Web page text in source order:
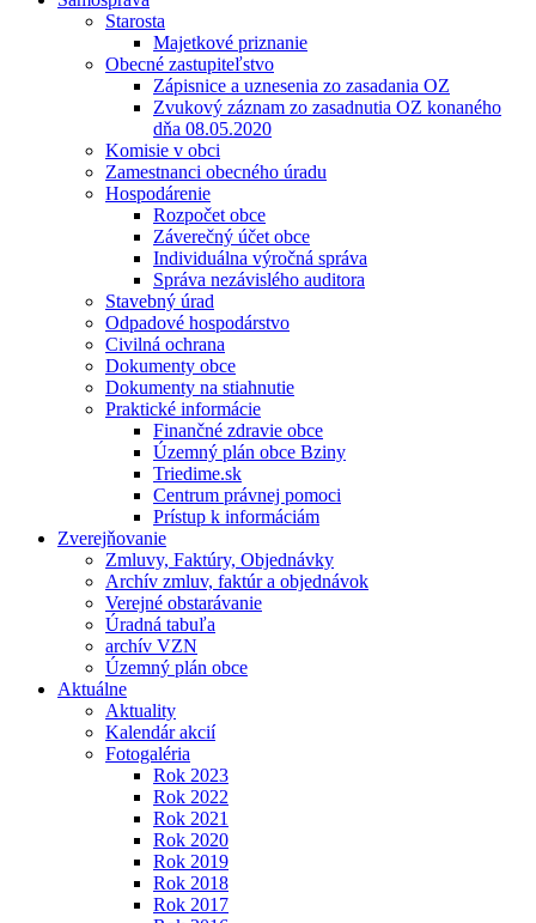
Starosta
Majetkové priznanie
Obecné zastupiteľstvo
Zápisnice a uznesenia zo zasadania OZ
Zvukový záznam zo zasadnutia OZ konaného
dňa 08.05.2020
Komisie v obci
Zamestnanci obecného úradu
Hospodárenie
Rozpočet obce
Záverečný účet obce
Individuálna výročná správa
Správa nezávislého auditora
Stavebný úrad
Odpadové hospodárstvo
Civilná ochrana
Dokumenty obce
Dokumenty na stiahnutie
Praktické informácie
Finančné zdravie obce
Územný plán obce Bziny
Triedime.sk
Centrum právnej pomoci
Prístup k informáciám
Zverejňovanie
Zmluvy, Faktúry, Objednávky
Archív zmluv, faktúr a objednávok
Verejné obstarávanie
Úradná tabuľa
archív VZN
Územný plán obce
Aktuálne
Aktuality
Kalendár akcií
Fotogaléria
Rok 2023
Rok 2022
Rok 2021
Rok 2020
Rok 2019
Rok 2018
Rok 2017